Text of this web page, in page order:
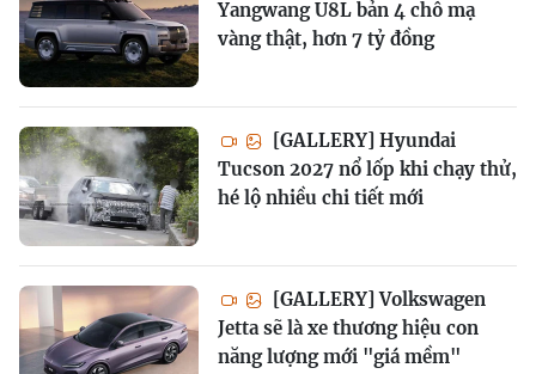
Yangwang U8L bản 4 chỗ mạ
vàng thật, hơn 7 tỷ đồng
[GALLERY] Hyundai
Tucson 2027 nổ lốp khi chạy thử,
hé lộ nhiều chi tiết mới
[GALLERY] Volkswagen
Jetta sẽ là xe thương hiệu con
năng lượng mới "giá mềm"